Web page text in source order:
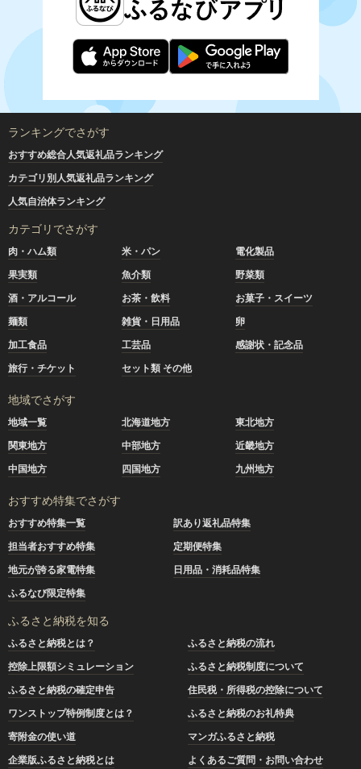
ランキングでさがす
おすすめ総合人気返礼品ランキング
カテゴリ別人気返礼品ランキング
人気自治体ランキング
カテゴリでさがす
肉・ハム類 米・パン
電化製品
果実類
魚介類
野菜類
酒・アルコール
お茶・飲料
お菓子・スイーツ
麺類
雑貨・日用品
卵
加工食品
工芸品
感謝状・記念品
旅行・チケット
セット類 その他
地域でさがす
地域一覧 北海道地方
東北地方
関東地方
中部地方
近畿地方
中国地方
四国地方 九州地方
おすすめ特集でさがす
おすすめ特集一覧
訳あり返礼品特集
担当者おすすめ特集
定期便特集
地元が誇る家電特集
日用品・消耗品特集
ふるなび限定特集
ふるさと納税を知る
ふるさと納税とは？
ふるさと納税の流れ
控除上限額シミュレーション
ふるさと納税制度について
ふるさと納税の確定申告
住民税・所得税の控除について
ワンストップ特例制度とは？
ふるさと納税のお礼特典
寄附金の使い道
マンガふるさと納税
企業版ふるさと納税とは
よくあるご質問・お問い合わせ